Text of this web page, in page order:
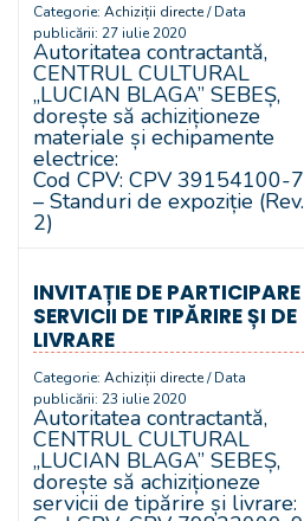
Categorie: Achiziții directe/ Data
publicării: 27 iulie 2020
Autoritatea contractantă,
CENTRUL CULTURAL
„LUCIAN BLAGA” SEBEȘ,
dorește să achiziționeze
materiale și echipamente
electrice:
Cod CPV: CPV 39154100-7
– Standuri de expoziție (Rev.
2)
INVITAȚIE DE PARTICIPARE
SERVICII DE TIPĂRIRE ȘI DE
LIVRARE
Categorie: Achiziții directe/ Data
publicării: 23 iulie 2020
Autoritatea contractantă,
CENTRUL CULTURAL
„LUCIAN BLAGA” SEBEȘ,
dorește să achiziționeze
servicii de tipărire și livrare: